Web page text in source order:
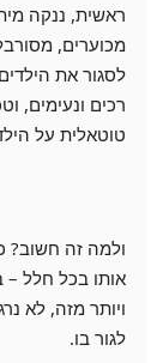
ראשית, ננקה
מכוערים,
לסגור את
רכים ונעימים,
טוטאלית על
ולמה זה חשוב?
אותו בכל חלל –
ויותר מזה, לא
לגור בו.